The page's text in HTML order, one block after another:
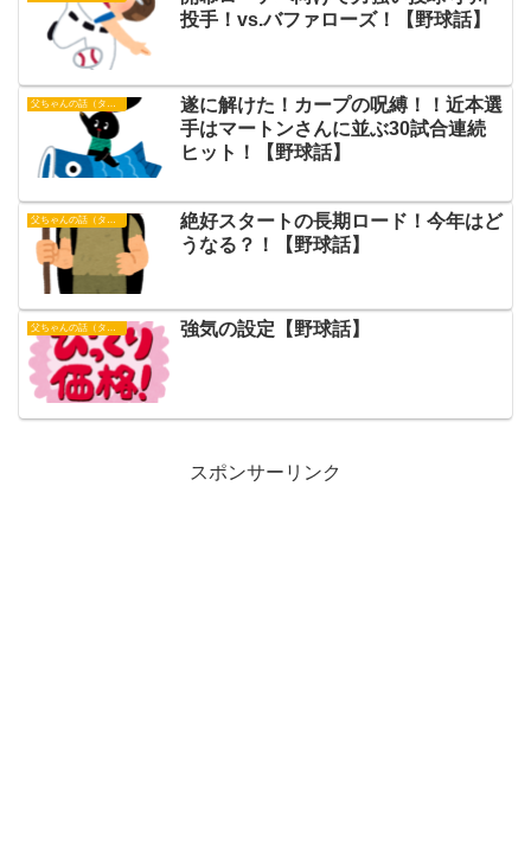
投手！vs.バファローズ！【野球話】
父ちゃんの話（タイガース）
遂に解けた！カープの呪縛！！近本選
手はマートンさんに並ぶ30試合連続
ヒット！【野球話】
絶好スタートの長期ロード！今年はど
うなる？！【野球話】
父ちゃんの話（タイガース） 強気の設定【野球話】
スポンサーリンク